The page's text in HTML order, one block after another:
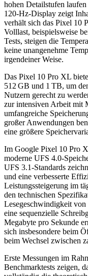
hohen Detailstufen
120-Hz-Display zeigt
verhält sich das Pixel 10
Volllast, beispielsweise
Tests, steigen die
keine unangenehme
irgendeiner Weise.
Das Pixel 10 Pro XL
512 GB und 1 TB, um
Nutzern gerecht zu
zur intensiven Arbeit mit
umfangreiche
großer Anwendungen
eine größere
Im Google Pixel 10 Pro
moderne UFS 4.0-
UFS 3.1-Standards
und eine verbesserte
Leistungssteigerung im
den technischen
Lesegeschwindigkeit
eine sequenzielle
Megabyte pro Sekunde
sich insbesondere beim
beim Wechsel zwischen
Erste Messungen im
Benchmarktests zeigen,